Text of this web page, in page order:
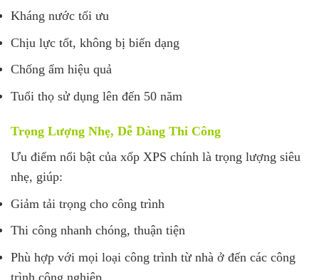
Kháng nước tối ưu
Chịu lực tốt, không bị biến dạng
Chống ẩm hiệu quả
Tuổi thọ sử dụng lên đến 50 năm
Trọng Lượng Nhẹ, Dễ Dàng Thi Công
Ưu điểm nổi bật của xốp XPS chính là trọng lượng siêu
nhẹ, giúp:
Giảm tải trọng cho công trình
Thi công nhanh chóng, thuận tiện
Phù hợp với mọi loại công trình từ nhà ở đến các công
trình công nghiệp